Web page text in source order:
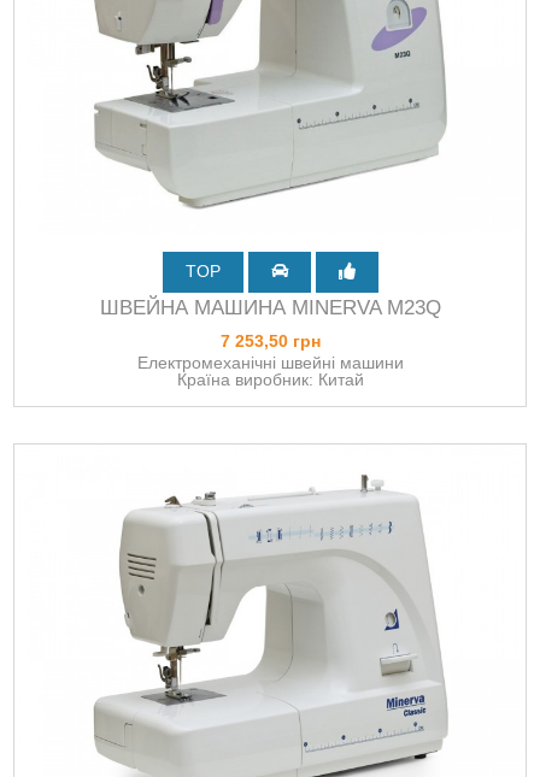
TOP
ШВЕЙНА МАШИНА MINERVA M23Q
7 253,50 грн
Електромеханічні швейні машини
Країна виробник: Китай